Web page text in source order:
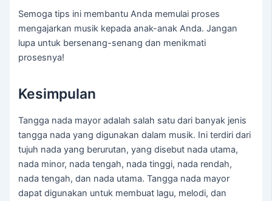
Semoga tips ini membantu Anda memulai proses
mengajarkan musik kepada anak-anak Anda. Jangan
lupa untuk bersenang-senang dan menikmati
prosesnya!
Kesimpulan
Tangga nada mayor adalah salah satu dari banyak jenis
tangga nada yang digunakan dalam musik. Ini terdiri dari
tujuh nada yang berurutan, yang disebut nada utama,
nada minor, nada tengah, nada tinggi, nada rendah,
nada tengah, dan nada utama. Tangga nada mayor
dapat digunakan untuk membuat lagu, melodi, dan